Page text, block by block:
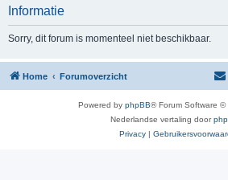
Informatie
Sorry, dit forum is momenteel niet beschikbaar.
Home Forumoverzicht
Powered by phpBB® Forum Software ©
Nederlandse vertaling door
Privacy |